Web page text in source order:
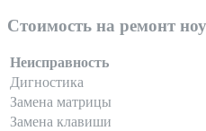
Стоимость на ремонт
Неисправность
Дигностика
Замена матрицы
Замена клавиши